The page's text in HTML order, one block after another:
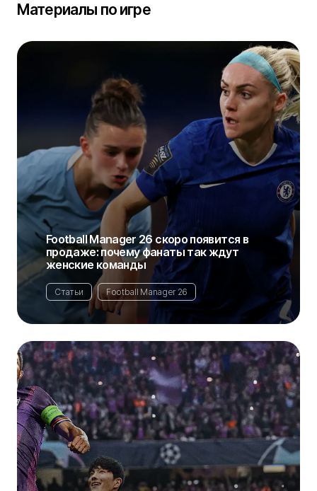
Материалы по игре
Football Manager 26 скоро появится в
продаже: почему фанаты так ждут
женские команды
Статьи Football Manager 26